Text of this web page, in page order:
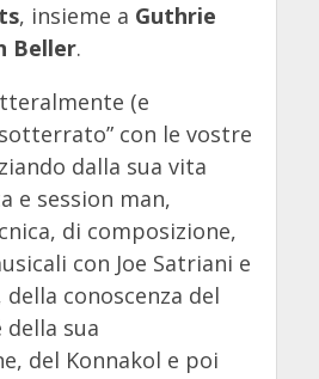
, insieme a Guthrie
Beller.
(e
con le vostre
dalla sua vita
e session man,
di composizione,
con Joe Satriani e
della conoscenza del
della sua
del Konnakol e poi